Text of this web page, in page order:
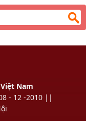
Nam
- 12 -2010 ||